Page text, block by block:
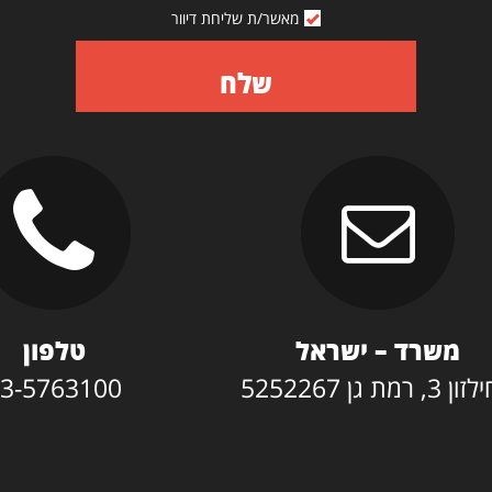
מאשר/ת שליחת דיוור
שלח
משרד – ישראל
גן 5252267
טלפון
5763100